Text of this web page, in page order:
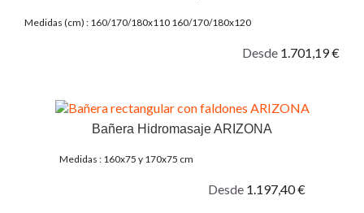
Medidas (cm) : 160/170/180x110 160/170/180x120
Desde 1.701,19 €
Bañera Hidromasaje ARIZONA
Medidas : 160x75 y 170x75 cm
Desde 1.197,40 €